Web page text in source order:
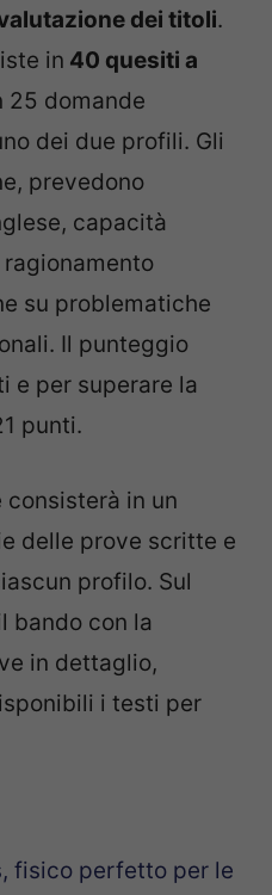
dei titoli.
in 40 quesiti a
25 domande
dei due profili. Gli
prevedono
capacità
su problematiche
Il punteggio
e per superare la
punti.
in un
delle prove scritte e
profilo. Sul
bando con la
in dettaglio,
i testi per
fisico perfetto per le